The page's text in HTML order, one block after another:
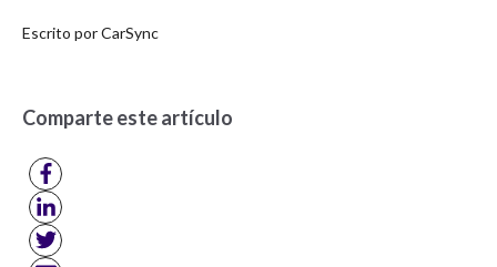
Escrito porCarSync
Comparte este artículo